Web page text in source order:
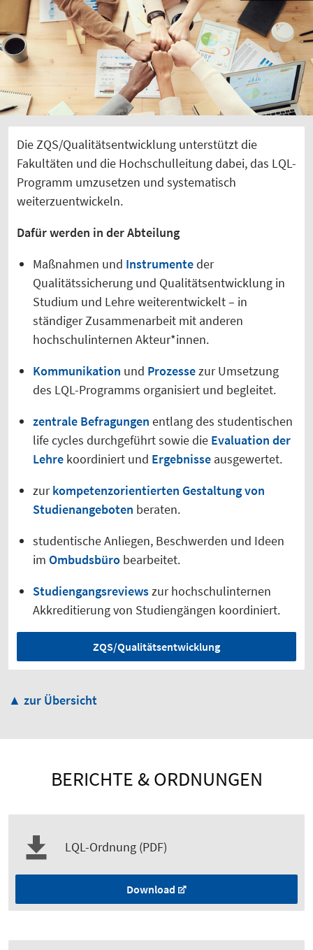
Die ZQS/Qualitätsentwicklung unterstützt die
Fakultäten und die Hochschulleitung dabei, das LQL-
Programm umzusetzen und systematisch
weiterzuentwickeln.
Dafür werden in der Abteilung
Maßnahmen und Instrumenteder
Qualitätssicherung und Qualitätsentwicklung in
Studium und Lehre weiterentwickelt – in
ständiger Zusammenarbeit mit anderen
hochschulinternen Akteur*innen.
Kommunikation und Prozessezur Umsetzung
des LQL-Programms organisiert und begleitet.
zentrale Befragungen entlang des studentischen
life cycles durchgeführt sowie die Evaluation der
Lehrekoordiniert und Ergebnisseausgewertet.
zurkompetenzorientierten Gestaltung von
Studienangeboten beraten.
studentische Anliegen, Beschwerden und Ideen
im Ombudsbürobearbeitet.
Studiengangsreviewszur hochschulinternen
Akkreditierung von Studiengängen koordiniert.
ZQS/Qualitätsentwicklung
▲ zur Übersicht
BERICHTE & ORDNUNGEN
LQL-Ordnung (PDF)
Download